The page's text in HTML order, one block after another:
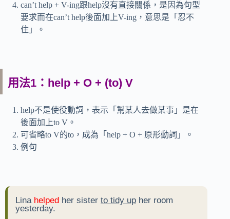
can’t help + V-ing跟help沒有直接關係，是因為句型
要求而在can’t help後面加上V-ing，意思是「忍不
住」。
用法1：help + O + (to) V
help不是使役動詞，表示「幫某人去做某事」是在
後面加上to V。
可省略to V的to，成為「help + O + 原形動詞」。
例句
Lina helped her sister to tidy up her room
yesterday.